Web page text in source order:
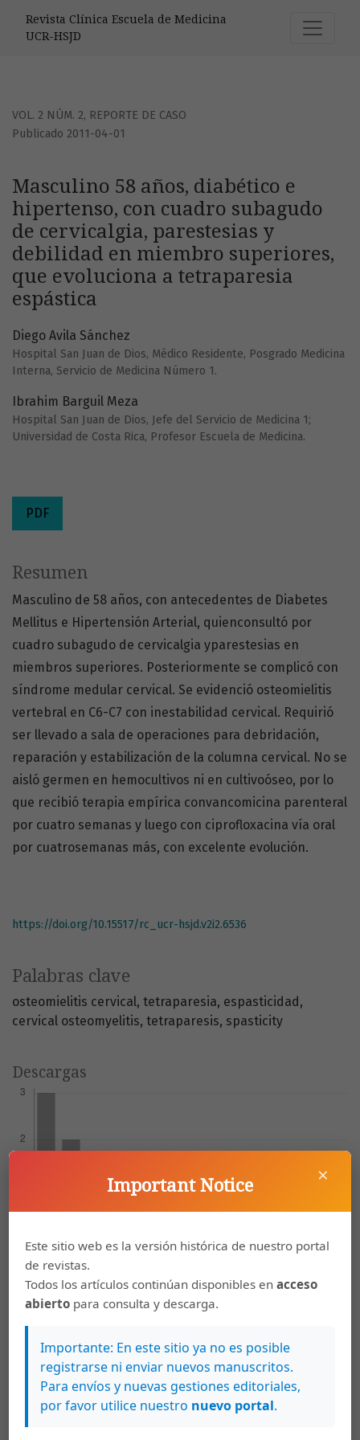
Revista Clínica Escuela de Medicina
UCR-HSJD
VOL. 2 NÚM. 2, REPORTE DE CASO
Masculino 58 años, diabético e
hipertenso, con cuadro subagudo
de cervicalgia, parestesias y
debilidad en miembro superiores,
que evoluciona a tetraparesia
espástica
Publicado 2011-04-01
Diego Avila Sánchez
Hospital San Juan de Dios, Médico Residente, Posgrado Medicina
Interna, Servicio de Medicina Número 1.
Ibrahim Barguil Meza
Hospital San Juan de Dios, Jefe del Servicio de Medicina 1;
Universidad de Costa Rica, Profesor Escuela de Medicina.
PDF
Palabras clave
osteomielitis cervical tetraparesia espasticidad
cervical osteomyelitis tetraparesis spasticity
Resumen
Masculino de 58 años, con antecedentes de Diabetes
Mellitus e Hipertensión Arterial, quienconsultó por
cuadro subagudo de cervicalgia yparestesias en
miembros superiores. Posteriormente se complicó con
síndrome medular cervical. Se evidenció osteomielitis
vertebral en C6-C7 con inestabilidad cervical. Requirió
ser llevado a sala de operaciones para debridación,
reparación y estabilización de la columna cervical. No se
aisló germen en hemocultivos ni en cultivoóseo, por lo
que recibió terapia empírica convancomicina parenteral
por cuatro semanas y luego con ciprofloxacina vía oral
por cuatrosemanas más, con excelente evolución.
https://doi.org/10.15517/rc_ucr-hsjd.v2i2.6536
Descargas
Artículos más leídos del mismo autor/a
Natalia Jiménez Brenes, Jason Rojas Vega,
Ibrahim Barguil Meza,Acidosis láctica tipo B1
secundaria a linfoma de Burkitt,Revista Clínica
Escuela de Medicina UCR-HSJD: Vol. 2 Núm. 5
×
Important Notice
Este sitio web es la versión histórica de nuestro portal
de revistas.
Todos los artículos continúan disponibles enacceso
abierto para consulta y descarga.
Importante: En este sitio ya no es posible
registrarse ni enviar nuevos manuscritos.
Para envíos y nuevas gestiones editoriales,
por favor utilice nuestro nuevo portal.